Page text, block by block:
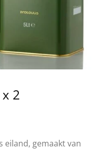
2
eiland, gemaakt van